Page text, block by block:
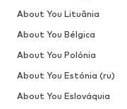
About You Lituânia
About You Bélgica
About You Polónia
About You Estónia (ru)
About You Eslováquia